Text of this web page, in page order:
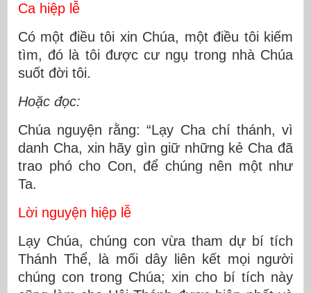
Ca hiệp lễ
Có một điều tôi xin Chúa, một điều tôi kiếm
tìm, đó là tôi được cư ngụ trong nhà Chúa
suốt đời tôi.
Hoặc đọc:
Chúa nguyện rằng: “Lạy Cha chí thánh, vì
danh Cha, xin hãy gìn giữ những kẻ Cha đã
trao phó cho Con, để chúng nên một như
Ta.
Lời nguyện hiệp lễ
Lạy Chúa, chúng con vừa tham dự bí tích
Thánh Thể, là mối dây liên kết mọi người
chúng con trong Chúa; xin cho bí tích này